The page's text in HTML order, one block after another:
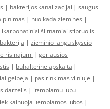
| bakterijos kanalizacijai | saugus
| nuo kada ziemines |
šiltnamiai stipruolis
| zieminio langu skyscio
risinājumi | geriausios
| buhalterine apskaita |
gelbeja | pasirinkimas vilniuje |
darzelis | itempiamu lubu
kainuoja itempiamos lubos |